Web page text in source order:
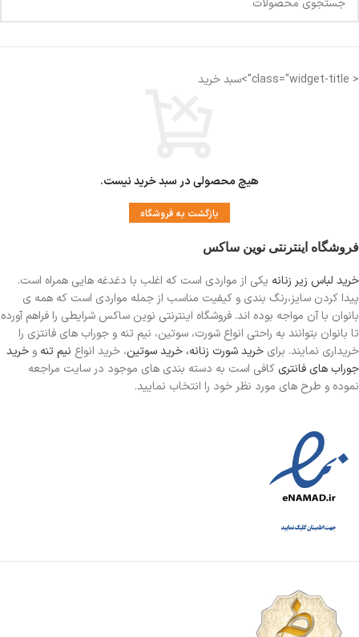
برای آشنایی با شیوه استفاده ویدیو زیر را
مشاهده کنید
قابل استفاده برای خانم ها و آقایان< class="widget-title">سبد خرید
هیچ محصولی در سبد خرید نیست.
بازگشت به فروشگاه
فروشگاه اینترنتی نوین ساکس
خرید لباس زیر زنانه یکی از مواردی است که اغلب با دغدغه هایی همراه است.
پیدا کردن سایز،رنگ بندی و کیفیت مناسب از جمله مواردی است که همه ی
بانوان با آن مواجه بوده اند. فروشگاه اینترنتی نوین ساکس شرایطی را فراهم آورده
تا بانوان بتوانند به راحتی انواع شورت، سوتین، نیم تنه و جوراب های فانتزی را
خریداری نمایند. برای خرید شورت زنانه، خرید سوتین، خرید انواع نیم تنه و خرید
جوراب های فانتری کافی است به دسته بندی های موجود در سایت مراجعه
نموده و طرح های مورد نظر خود را انتخاب نمایید.